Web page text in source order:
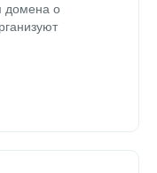
домена о